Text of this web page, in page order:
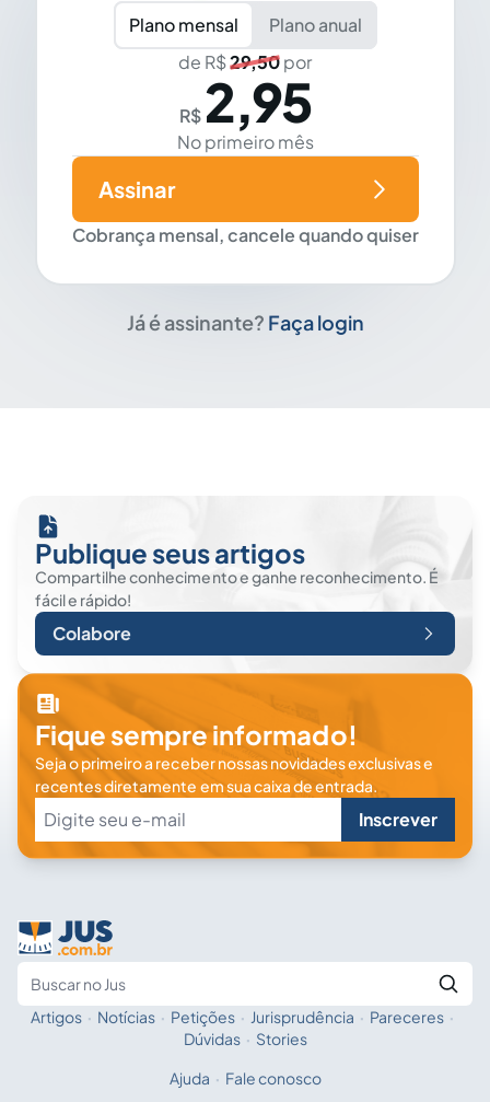
Plano mensal
Plano anual
de R$29,50por
R$ 2,95
No primeiro mês
Cobrança mensal, cancele quando quiser
Assinar
Já é assinante? Faça login
Publique seus artigos
Compartilhe conhecimento e ganhe reconhecimento. É
fácil e rápido!
Colabore
Fique sempre informado!
Seja o primeiro a receber nossas novidades exclusivas e
recentes diretamente em sua caixa de entrada.
Inscrever
Fale com a IA
Artigos · Notícias · Petições · Jurisprudência · Pareceres ·
Dúvidas · Stories
Ajuda · Fale conosco